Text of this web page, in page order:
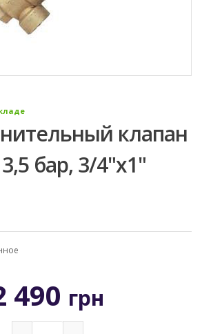
клапан
бар, 3/4"х1"
490 грн